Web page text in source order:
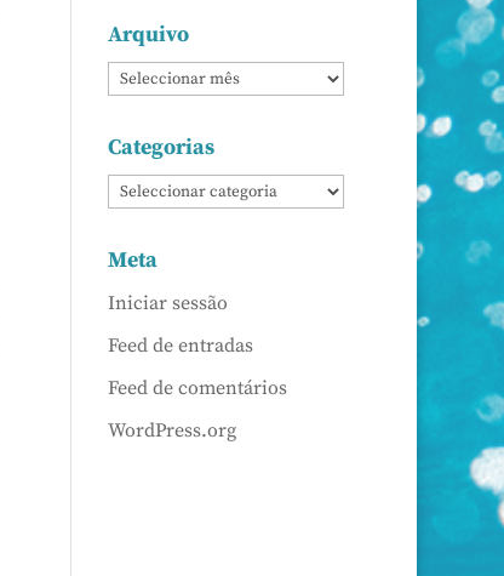
Arquivo
Categorias
Meta
Iniciar sessão
Feed de entradas
Feed de comentários
WordPress.org